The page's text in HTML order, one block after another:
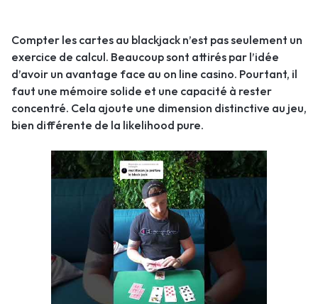
Compter les cartes au blackjack n’est pas seulement un
exercice de calcul. Beaucoup sont attirés par l’idée
d’avoir un avantage face au on line casino. Pourtant, il
faut une mémoire solide et une capacité à rester
concentré. Cela ajoute une dimension distinctive au jeu,
bien différente de la likelihood pure.